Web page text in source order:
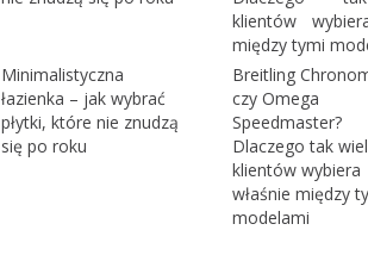
Minimalistyczna
łazienka – jak wybrać
płytki, które nie znudzą
się po roku
Breitling
czy Omega
Speedmaster?
Dlaczego tak
klientów wybiera
właśnie między
modelami